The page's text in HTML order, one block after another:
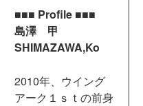
■■■ Profile ■■■
島澤 甲
SHIMAZAWA,Ko
2010年、ウイング
アーク１ｓｔの前身